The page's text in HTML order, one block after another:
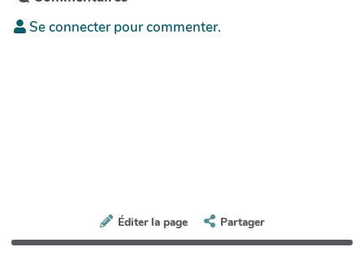
Se connecter pour commenter.
Éditer la page Partager